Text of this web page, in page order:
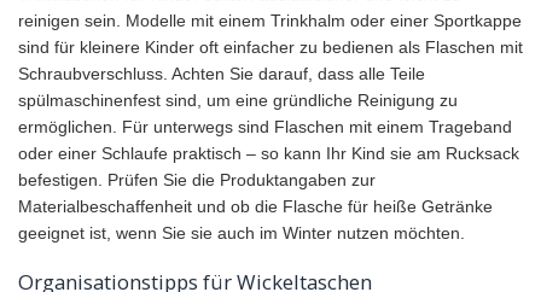
reinigen sein. Modelle mit einem Trinkhalm oder einer Sportkappe
sind für kleinere Kinder oft einfacher zu bedienen als Flaschen mit
Schraubverschluss. Achten Sie darauf, dass alle Teile
spülmaschinenfest sind, um eine gründliche Reinigung zu
ermöglichen. Für unterwegs sind Flaschen mit einem Trageband
oder einer Schlaufe praktisch – so kann Ihr Kind sie am Rucksack
befestigen. Prüfen Sie die Produktangaben zur
Materialbeschaffenheit und ob die Flasche für heiße Getränke
geeignet ist, wenn Sie sie auch im Winter nutzen möchten.
Organisationstipps für Wickeltaschen